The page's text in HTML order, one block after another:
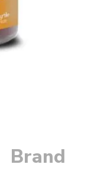
Brand